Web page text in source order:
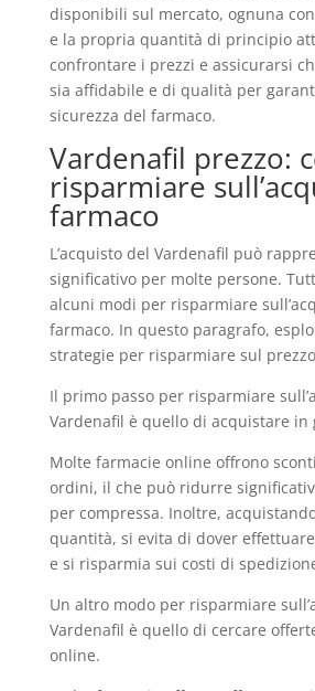
disponibili sul mercato, ognuna
e la propria quantità di principio
confrontare i prezzi e assicurarsi
sia affidabile e di qualità per
sicurezza del farmaco.
Vardenafil prezzo:
risparmiare
farmaco
L’acquisto del Vardenafil può
significativo per molte persone.
alcuni modi per risparmiare
farmaco. In questo paragrafo,
strategie per risparmiare sul
Il primo passo per risparmiare
Vardenafil è quello di acquistare
Molte farmacie online offrono
ordini, il che può ridurre
per compressa. Inoltre,
quantità, si evita di dover
e si risparmia sui costi di
Un altro modo per risparmiare
Vardenafil è quello di cercare
online.